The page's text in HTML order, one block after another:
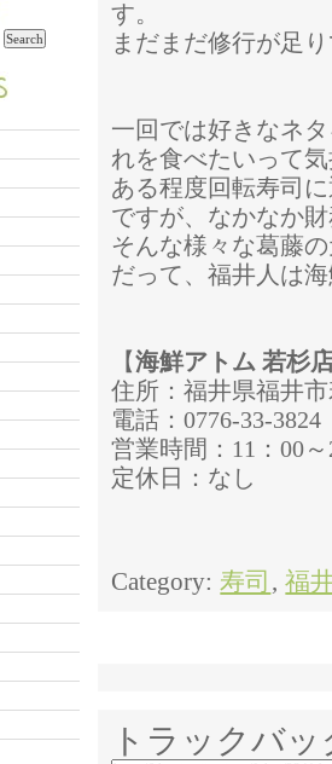
す。
まだまだ修行が足
一回では好きなネ
れを食べたいって
ある程度回転寿司
ですが、なかなか
そんな様々な葛藤
だって、福井人は
【海鮮アトム 若杉
住所：福井県福井市
電話：0776-33-3824
営業時間：11：00
定休日：なし
Category: 寿司 , 福
トラックバッ